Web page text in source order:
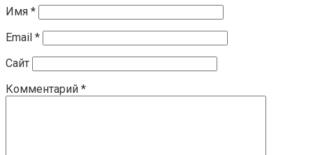
Имя *
Email *
Сайт
Комментарий *